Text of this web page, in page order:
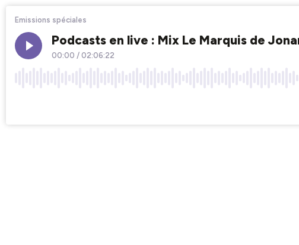
Emissions spéciales
Podcasts en live : Mix Le Marquis de
00:00 /02:06:22